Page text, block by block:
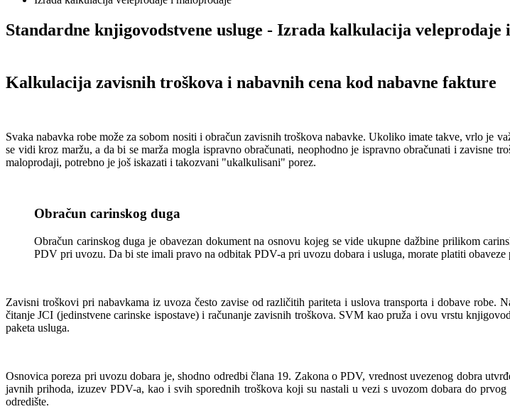
Standardne knjigovodstvene usluge - Izrada kalkulacija veleprodaje
Kalkulacija zavisnih troškova i nabavnih cena kod nabavne fakture
Svaka nabavka robe može za sobom nositi i obračun zavisnih troškova nabavke. Ukoliko imate takve, vrlo je
se vidi kroz maržu, a da bi se marža mogla ispravno obračunati, neophodno je ispravno obračunati i zavisne
maloprodaji, potrebno je još iskazati i takozvani "ukalkulisani" porez.
Obračun carinskog duga
Obračun carinskog duga je obavezan dokument na osnovu kojeg se vide ukupne dažbine prilikom
PDV pri uvozu. Da bi ste imali pravo na odbitak PDV-a pri uvozu dobara i usluga, morate platiti
Zavisni troškovi pri nabavkama iz uvoza često zavise od različitih pariteta i uslova transporta i dobave
čitanje JCI (jedinstvene carinske ispostave) i računanje zavisnih troškova. SVM kao pruža i ovu vrstu
paketa usluga.
Osnovica poreza pri uvozu dobara je, shodno odredbi člana 19. Zakona o PDV, vrednost uvezenog dobra
javnih prihoda, izuzev PDV-a, kao i svih sporednih troškova koji su nastali u vezi s uvozom dobara do
odredište.